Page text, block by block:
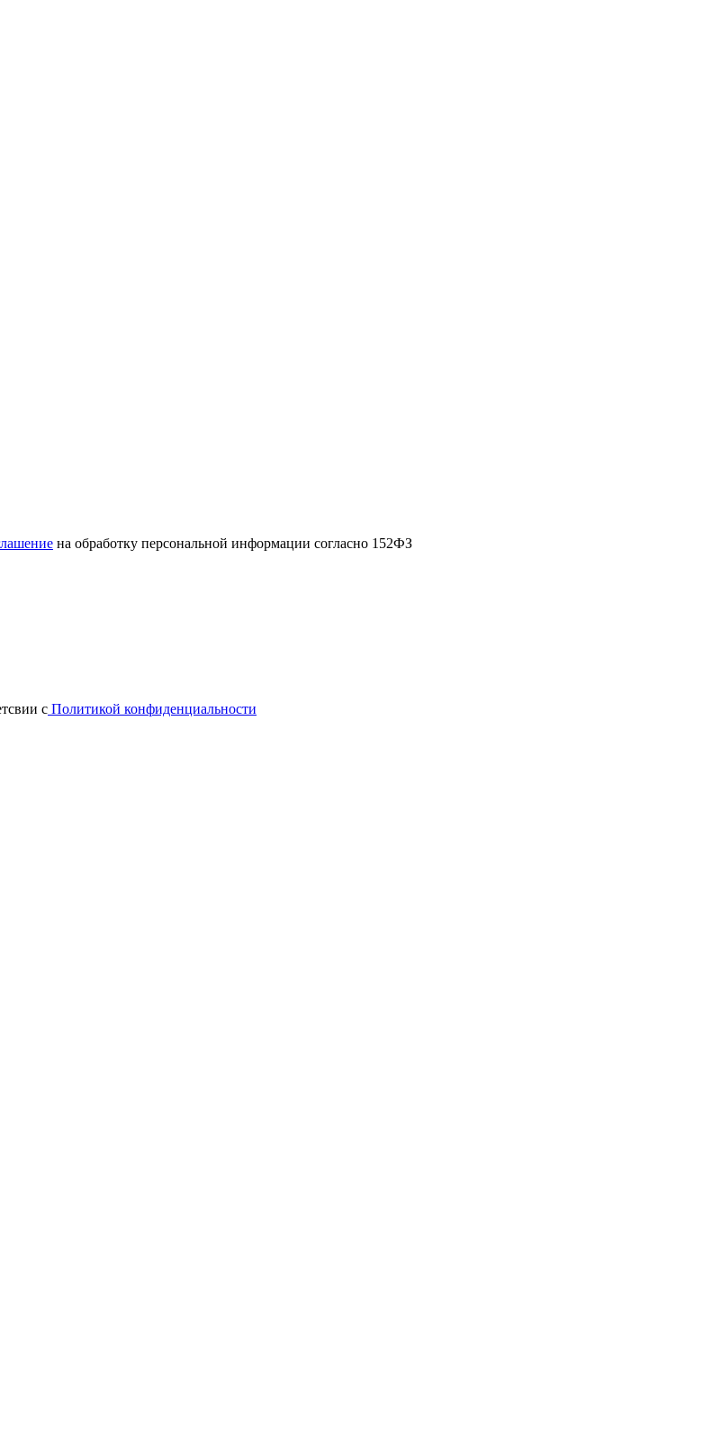
на обработку персональной информации согласно 152ФЗ
с Политикой конфиденциальности